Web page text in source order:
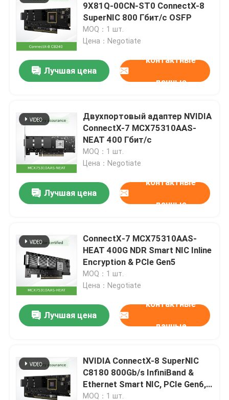
Продукты
Видео
9X81Q-00CN-ST0 ConnectX-8
SuperNIC 800 Гбит/с OSFP
MOQ：1 шт.
Цена：Negotiate
Лучшая цена
контактные
данные
Двухпортовый адаптер NVIDIA
ConnectX-7 MCX75310AAS-
NEAT 400 Гбит/с
MOQ：1 шт.
Цена：Negotiate
Лучшая цена
контактные
данные
ConnectX‐7 MCX75310AAS‐
HEAT 400G NDR Smart NIC Inline
Encryption & PCIe Gen5
MOQ：1 шт.
Цена：Negotiate
Лучшая цена
контактные
данные
NVIDIA ConnectX-8 SuperNIC
C8180 800Gb/s InfiniBand &
Ethernet Smart NIC, PCIe Gen6,
OSFP/QSFP112
MOQ：1 шт.